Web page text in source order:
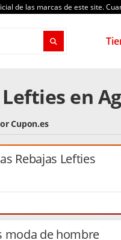
de las marcas de este site.
en
Cupon.es
Rebajas Lefties
moda de hombre